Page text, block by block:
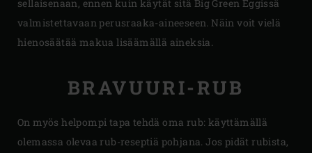
sellaisenaan, ennen kuin käytät sitä Big Green Eggissä
valmistettavaan perusraaka-aineeseen. Näin voit vielä
hienosäätää makua lisäämällä aineksia.
BRAVUURI-RUB
On myös helpompi tapa tehdä oma rub: käyttämällä
olemassa olevaa rub-reseptiä pohjana. Jos pidät rubista,